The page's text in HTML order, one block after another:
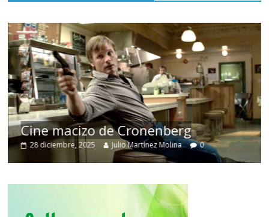
Cine macizo de Cronenberg
28 diciembre, 2025 Julio Martínez Molina 0